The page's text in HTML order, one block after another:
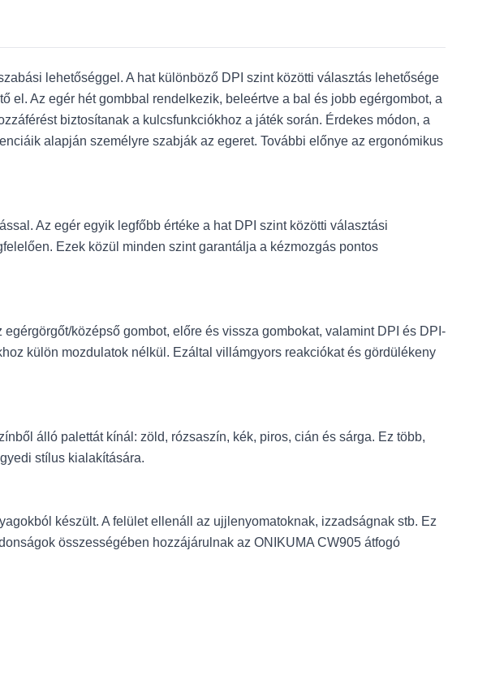
lehetőséggel. A hat különböző DPI szint közötti választás lehetősége
Az egér hét gombbal rendelkezik, beleértve a bal és jobb egérgombot, a
biztosítanak a kulcsfunkciókhoz a játék során. Érdekes módon, a
alapján személyre szabják az egeret. További előnye az ergonómikus
Az egér egyik legfőbb értéke a hat DPI szint közötti választási
Ezek közül minden szint garantálja a kézmozgás pontos
középső gombot, előre és vissza gombokat, valamint DPI és DPI-
külön mozdulatok nélkül. Ezáltal villámgyors reakciókat és gördülékeny
álló palettát kínál: zöld, rózsaszín, kék, piros, cián és sárga. Ez több,
stílus kialakítására.
készült. A felület ellenáll az ujjlenyomatoknak, izzadságnak stb. Ez
összességében hozzájárulnak az ONIKUMA CW905 átfogó